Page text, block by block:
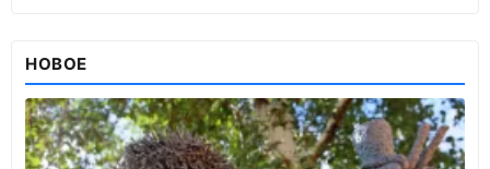
НОВОЕ